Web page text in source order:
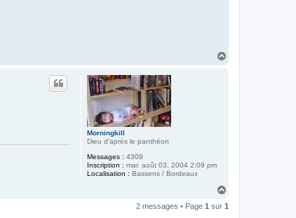
Morningkill
Dieu d'après le panthéon
Messages : 4309
Inscription : mar. août 03, 2004 2:09 pm
Localisation : Bassens / Bordeaux
u
2 messages • Page 1 sur 1